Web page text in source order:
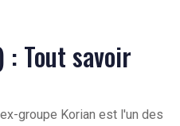
Tout savoir
groupe Korian est l'un des